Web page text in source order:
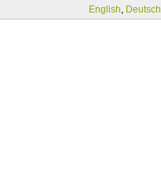
English, Deutsch